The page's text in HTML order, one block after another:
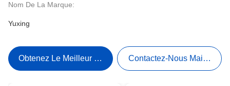
Nom De La Marque:
Yuxing
Obtenez Le Meilleur Prix Contactez-Nous Maintenant